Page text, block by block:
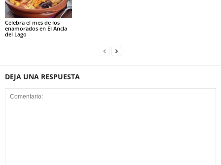
Celebra el mes de los
enamorados en El Ancla
del Lago
DEJA UNA RESPUESTA